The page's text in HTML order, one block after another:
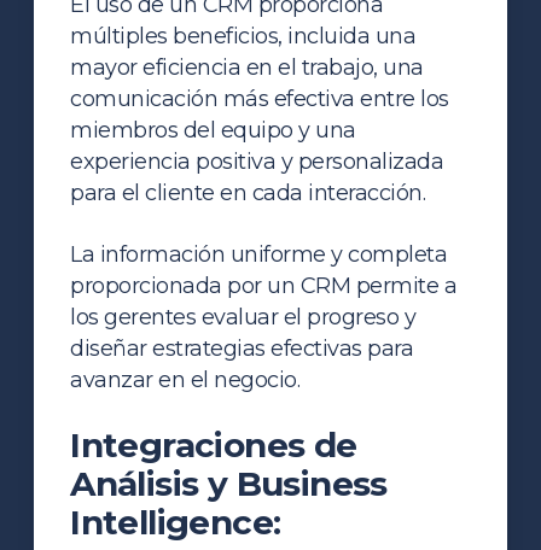
múltiples beneficios, incluida una
mayor eficiencia en el trabajo, una
comunicación más efectiva entre los
miembros del equipo y una
experiencia positiva y personalizada
para el cliente en cada interacción.
La información uniforme y completa
proporcionada por un CRM permite a
los gerentes evaluar el progreso y
diseñar estrategias efectivas para
avanzar en el negocio.
Integraciones de
Análisis y Business
Intelligence: